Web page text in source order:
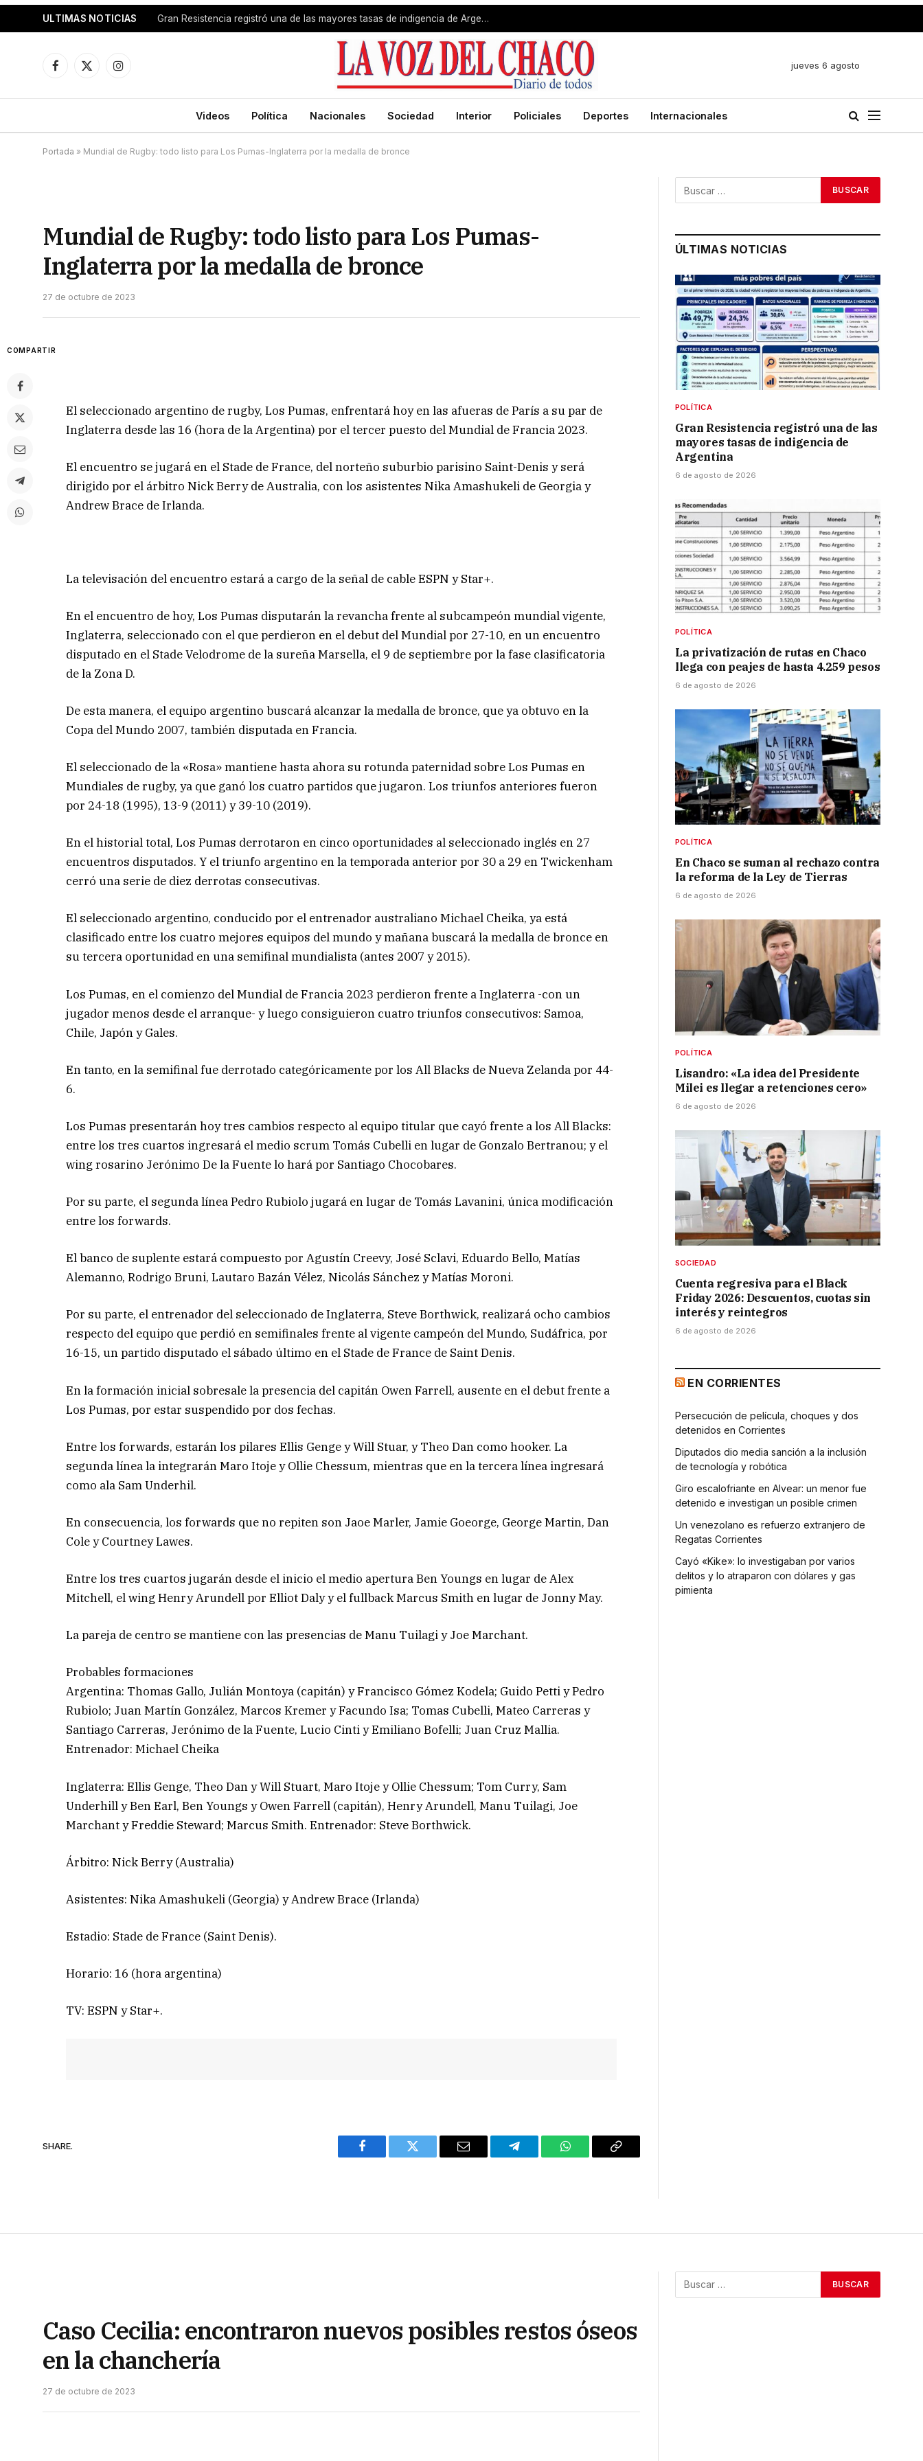
ULTIMAS NOTICIAS Gran Resistencia registró una de las mayores tasas de indigencia de Argentina
Facebook
X
Instagram
jueves 6 agosto
Videos Política Nacionales Sociedad Interior Policiales Deportes Internacionales
Portada » Mundial de Rugby: todo listo para Los Pumas-Inglaterra por la medalla de bronce
Mundial de Rugby: todo listo para Los Pumas-
Inglaterra por la medalla de bronce
27 de octubre de 2023
COMPARTIR
El seleccionado argentino de rugby, Los Pumas, enfrentará hoy en las afueras de París a su par de
Inglaterra desde las 16 (hora de la Argentina) por el tercer puesto del Mundial de Francia 2023.
El encuentro se jugará en el Stade de France, del norteño suburbio parisino Saint-Denis y será
dirigido por el árbitro Nick Berry de Australia, con los asistentes Nika Amashukeli de Georgia y
Andrew Brace de Irlanda.
La televisación del encuentro estará a cargo de la señal de cable ESPN y Star+.
En el encuentro de hoy, Los Pumas disputarán la revancha frente al subcampeón mundial vigente,
Inglaterra, seleccionado con el que perdieron en el debut del Mundial por 27-10, en un encuentro
disputado en el Stade Velodrome de la sureña Marsella, el 9 de septiembre por la fase clasificatoria
de la Zona D.
De esta manera, el equipo argentino buscará alcanzar la medalla de bronce, que ya obtuvo en la
Copa del Mundo 2007, también disputada en Francia.
El seleccionado de la «Rosa» mantiene hasta ahora su rotunda paternidad sobre Los Pumas en
Mundiales de rugby, ya que ganó los cuatro partidos que jugaron. Los triunfos anteriores fueron
por 24-18 (1995), 13-9 (2011) y 39-10 (2019).
En el historial total, Los Pumas derrotaron en cinco oportunidades al seleccionado inglés en 27
encuentros disputados. Y el triunfo argentino en la temporada anterior por 30 a 29 en Twickenham
cerró una serie de diez derrotas consecutivas.
El seleccionado argentino, conducido por el entrenador australiano Michael Cheika, ya está
clasificado entre los cuatro mejores equipos del mundo y mañana buscará la medalla de bronce en
su tercera oportunidad en una semifinal mundialista (antes 2007 y 2015).
Los Pumas, en el comienzo del Mundial de Francia 2023 perdieron frente a Inglaterra -con un
jugador menos desde el arranque- y luego consiguieron cuatro triunfos consecutivos: Samoa,
Chile, Japón y Gales.
En tanto, en la semifinal fue derrotado categóricamente por los All Blacks de Nueva Zelanda por 44-
6.
Los Pumas presentarán hoy tres cambios respecto al equipo titular que cayó frente a los All Blacks:
entre los tres cuartos ingresará el medio scrum Tomás Cubelli en lugar de Gonzalo Bertranou; y el
wing rosarino Jerónimo De la Fuente lo hará por Santiago Chocobares.
Por su parte, el segunda línea Pedro Rubiolo jugará en lugar de Tomás Lavanini, única modificación
entre los forwards.
El banco de suplente estará compuesto por Agustín Creevy, José Sclavi, Eduardo Bello, Matías
Alemanno, Rodrigo Bruni, Lautaro Bazán Vélez, Nicolás Sánchez y Matías Moroni.
Por su parte, el entrenador del seleccionado de Inglaterra, Steve Borthwick, realizará ocho cambios
respecto del equipo que perdió en semifinales frente al vigente campeón del Mundo, Sudáfrica, por
16-15, un partido disputado el sábado último en el Stade de France de Saint Denis.
En la formación inicial sobresale la presencia del capitán Owen Farrell, ausente en el debut frente a
Los Pumas, por estar suspendido por dos fechas.
Entre los forwards, estarán los pilares Ellis Genge y Will Stuar, y Theo Dan como hooker. La
segunda línea la integrarán Maro Itoje y Ollie Chessum, mientras que en la tercera línea ingresará
como ala Sam Underhil.
En consecuencia, los forwards que no repiten son Jaoe Marler, Jamie Goeorge, George Martin, Dan
Cole y Courtney Lawes.
Entre los tres cuartos jugarán desde el inicio el medio apertura Ben Youngs en lugar de Alex
Mitchell, el wing Henry Arundell por Elliot Daly y el fullback Marcus Smith en lugar de Jonny May.
La pareja de centro se mantiene con las presencias de Manu Tuilagi y Joe Marchant.
Probables formaciones
Argentina: Thomas Gallo, Julián Montoya (capitán) y Francisco Gómez Kodela; Guido Petti y Pedro
Rubiolo; Juan Martín González, Marcos Kremer y Facundo Isa; Tomas Cubelli, Mateo Carreras y
Santiago Carreras, Jerónimo de la Fuente, Lucio Cinti y Emiliano Bofelli; Juan Cruz Mallia.
Entrenador: Michael Cheika
Inglaterra: Ellis Genge, Theo Dan y Will Stuart, Maro Itoje y Ollie Chessum; Tom Curry, Sam
Underhill y Ben Earl, Ben Youngs y Owen Farrell (capitán), Henry Arundell, Manu Tuilagi, Joe
Marchant y Freddie Steward; Marcus Smith. Entrenador: Steve Borthwick.
Árbitro: Nick Berry (Australia)
Asistentes: Nika Amashukeli (Georgia) y Andrew Brace (Irlanda)
Estadio: Stade de France (Saint Denis).
Horario: 16 (hora argentina)
TV: ESPN y Star+.
SHARE.
Facebook Twitter Email Telegram WhatsAppCopy
ÚLTIMAS NOTICIAS
POLÍTICA
Gran Resistencia registró una de las
mayores tasas de indigencia de
Argentina
6 de agosto de 2026
POLÍTICA
La privatización de rutas en Chaco
llega con peajes de hasta 4.259 pesos
6 de agosto de 2026
POLÍTICA
En Chaco se suman al rechazo contra
la reforma de la Ley de Tierras
6 de agosto de 2026
POLÍTICA
Lisandro: «La idea del Presidente
Milei es llegar a retenciones cero»
6 de agosto de 2026
SOCIEDAD
Cuenta regresiva para el Black
Friday 2026: Descuentos, cuotas sin
interés y reintegros
6 de agosto de 2026
EN CORRIENTES
Persecución de película, choques y dos
detenidos en Corrientes
Diputados dio media sanción a la inclusión
de tecnología y robótica
Giro escalofriante en Alvear: un menor fue
detenido e investigan un posible crimen
Un venezolano es refuerzo extranjero de
Regatas Corrientes
Cayó «Kike»: lo investigaban por varios
delitos y lo atraparon con dólares y gas
pimienta
Caso Cecilia: encontraron nuevos posibles restos óseos
en la chanchería
27 de octubre de 2023